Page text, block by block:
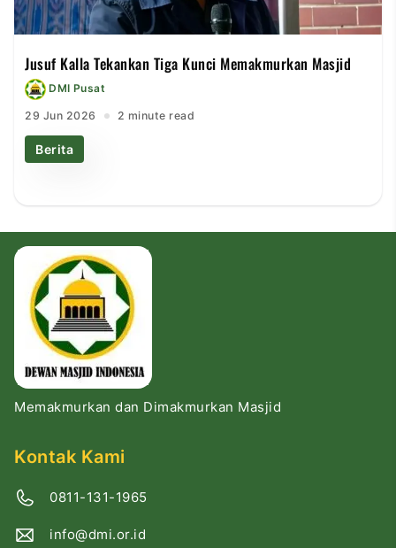
Jusuf Kalla Tekankan Tiga Kunci Memakmurkan Masjid
DMI Pusat
29 Jun 2026 2 minute read
Berita
Memakmurkan dan Dimakmurkan Masjid
Kontak Kami
0811-131-1965
info@dmi.or.id